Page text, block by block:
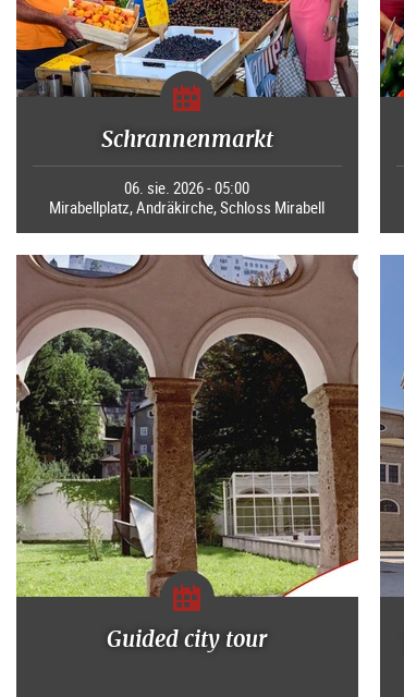
Schrannenmarkt
06. sie. 2026 - 05:00
Mirabellplatz, Andräkirche, Schloss Mirabell
Guided city tour